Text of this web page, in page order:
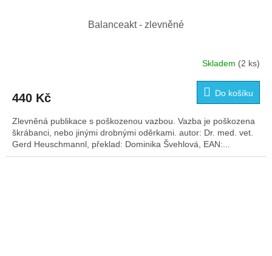
Balanceakt - zlevněné
Skladem (2 ks)
440 Kč Do košíku
Zlevněná publikace s poškozenou vazbou. Vazba je poškozena
škrábanci, nebo jinými drobnými oděrkami. autor: Dr. med. vet.
Gerd Heuschmannl, překlad: Dominika Švehlová, EAN:...